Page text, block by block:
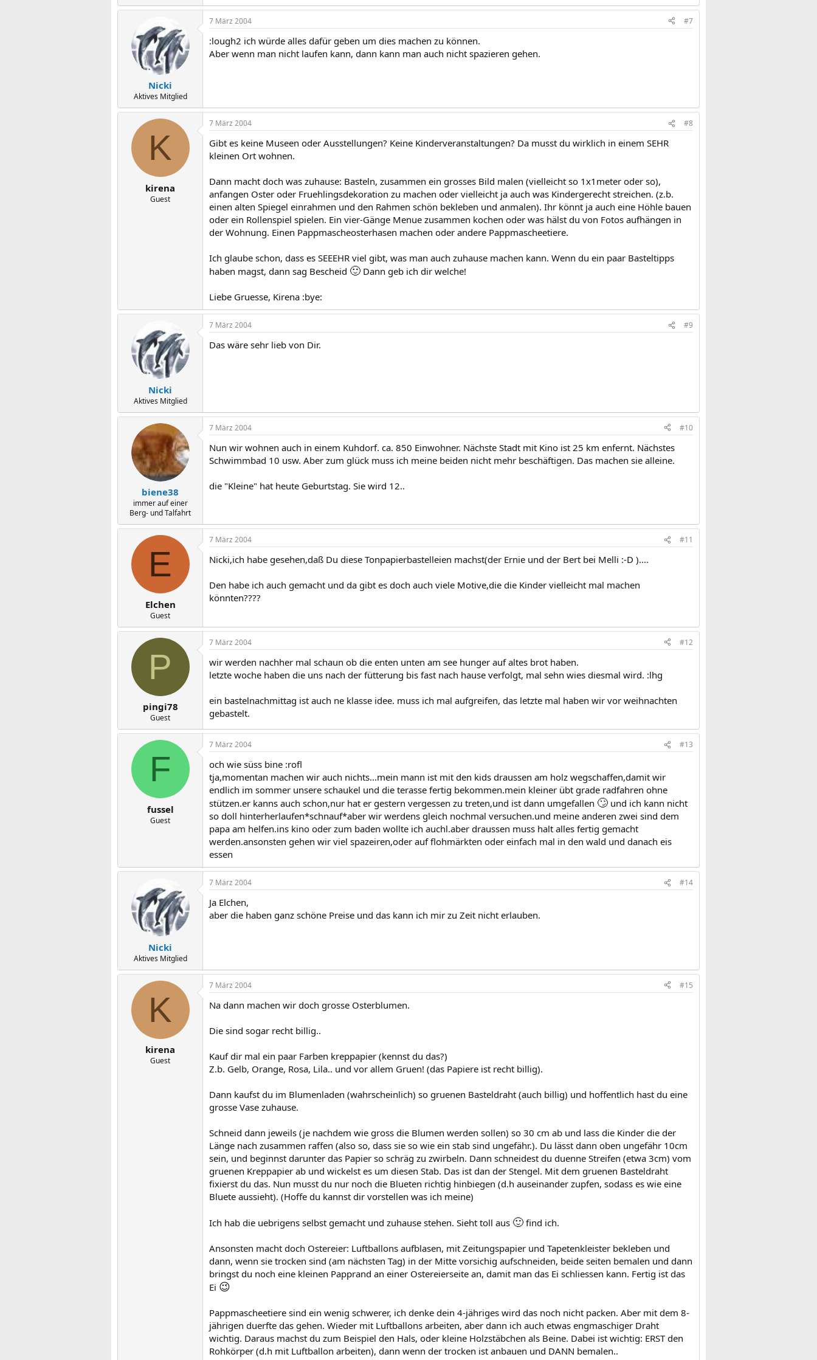
Nicki
Aktives Mitglied
7 März 2004 #7
:lough2 ich würde alles dafür geben um dies machen zu können.
Aber wenn man nicht laufen kann, dann kann man auch nicht spazieren gehen.
K
kirena
Guest
7 März 2004 #8
Gibt es keine Museen oder Ausstellungen? Keine Kinderveranstaltungen? Da musst du wirklich in einem SEHR
kleinen Ort wohnen.
Dann macht doch was zuhause: Basteln, zusammen ein grosses Bild malen (vielleicht so 1x1meter oder so),
anfangen Oster oder Fruehlingsdekoration zu machen oder vielleicht ja auch was Kindergerecht streichen. (z.b.
einen alten Spiegel einrahmen und den Rahmen schön bekleben und anmalen). Ihr könnt ja auch eine Höhle bauen
oder ein Rollenspiel spielen. Ein vier-Gänge Menue zusammen kochen oder was hälst du von Fotos aufhängen in
der Wohnung. Einen Pappmascheosterhasen machen oder andere Pappmascheetiere.
Ich glaube schon, dass es SEEEHR viel gibt, was man auch zuhause machen kann. Wenn du ein paar Basteltipps
haben magst, dann sag Bescheid 🙂 Dann geb ich dir welche!
Liebe Gruesse, Kirena :bye:
Nicki
Aktives Mitglied
7 März 2004 #9
Das wäre sehr lieb von Dir.
biene38
immer auf einer
Berg- und Talfahrt
7 März 2004 #10
Nun wir wohnen auch in einem Kuhdorf. ca. 850 Einwohner. Nächste Stadt mit Kino ist 25 km enfernt. Nächstes
Schwimmbad 10 usw. Aber zum glück muss ich meine beiden nicht mehr beschäftigen. Das machen sie alleine.
die "Kleine" hat heute Geburtstag. Sie wird 12..
E
Elchen
Guest
7 März 2004 #11
Nicki,ich habe gesehen,daß Du diese Tonpapierbastelleien machst(der Ernie und der Bert bei Melli :-D )....
Den habe ich auch gemacht und da gibt es doch auch viele Motive,die die Kinder vielleicht mal machen
könnten????
P
pingi78
Guest
7 März 2004 #12
wir werden nachher mal schaun ob die enten unten am see hunger auf altes brot haben.
letzte woche haben die uns nach der fütterung bis fast nach hause verfolgt, mal sehn wies diesmal wird. :lhg
ein bastelnachmittag ist auch ne klasse idee. muss ich mal aufgreifen, das letzte mal haben wir vor weihnachten
gebastelt.
F
fussel
Guest
7 März 2004 #13
och wie süss bine :rofl
tja,momentan machen wir auch nichts...mein mann ist mit den kids draussen am holz wegschaffen,damit wir
endlich im sommer unsere schaukel und die terasse fertig bekommen.mein kleiner übt grade radfahren ohne
stützen.er kanns auch schon,nur hat er gestern vergessen zu treten,und ist dann umgefallen 🙄 und ich kann nicht
so doll hinterherlaufen*schnauf*aber wir werdens gleich nochmal versuchen.und meine anderen zwei sind dem
papa am helfen.ins kino oder zum baden wollte ich auchl.aber draussen muss halt alles fertig gemacht
werden.ansonsten gehen wir viel spazeiren,oder auf flohmärkten oder einfach mal in den wald und danach eis
essen
Nicki
Aktives Mitglied
7 März 2004 #14
Ja Elchen,
aber die haben ganz schöne Preise und das kann ich mir zu Zeit nicht erlauben.
K
kirena
Guest
7 März 2004 #15
Na dann machen wir doch grosse Osterblumen.
Die sind sogar recht billig..
Kauf dir mal ein paar Farben kreppapier (kennst du das?)
Z.b. Gelb, Orange, Rosa, Lila.. und vor allem Gruen! (das Papiere ist recht billig).
Dann kaufst du im Blumenladen (wahrscheinlich) so gruenen Basteldraht (auch billig) und hoffentlich hast du eine
grosse Vase zuhause.
Schneid dann jeweils (je nachdem wie gross die Blumen werden sollen) so 30 cm ab und lass die Kinder die der
Länge nach zusammen raffen (also so, dass sie so wie ein stab sind ungefähr.). Du lässt dann oben ungefähr 10cm
sein, und beginnst darunter das Papier so schräg zu zwirbeln. Dann schneidest du duenne Streifen (etwa 3cm) vom
gruenen Kreppapier ab und wickelst es um diesen Stab. Das ist dan der Stengel. Mit dem gruenen Basteldraht
fixierst du das. Nun musst du nur noch die Blueten richtig hinbiegen (d.h auseinander zupfen, sodass es wie eine
Bluete aussieht). (Hoffe du kannst dir vorstellen was ich meine)
Ich hab die uebrigens selbst gemacht und zuhause stehen. Sieht toll aus 🙂 find ich.
Ansonsten macht doch Ostereier: Luftballons aufblasen, mit Zeitungspapier und Tapetenkleister bekleben und
dann, wenn sie trocken sind (am nächsten Tag) in der Mitte vorsichig aufschneiden, beide seiten bemalen und dann
bringst du noch eine kleinen Papprand an einer Ostereierseite an, damit man das Ei schliessen kann. Fertig ist das
Ei 😉
Pappmascheetiere sind ein wenig schwerer, ich denke dein 4-jähriges wird das noch nicht packen. Aber mit dem 8-
jährigen duerfte das gehen. Wieder mit Luftballons arbeiten, aber dann ich auch etwas engmaschiger Draht
wichtig. Daraus machst du zum Beispiel den Hals, oder kleine Holzstäbchen als Beine. Dabei ist wichtig: ERST den
Rohkörper (d.h mit Luftballon arbeiten), dann wenn der trocken ist anbauen und DANN bemalen..